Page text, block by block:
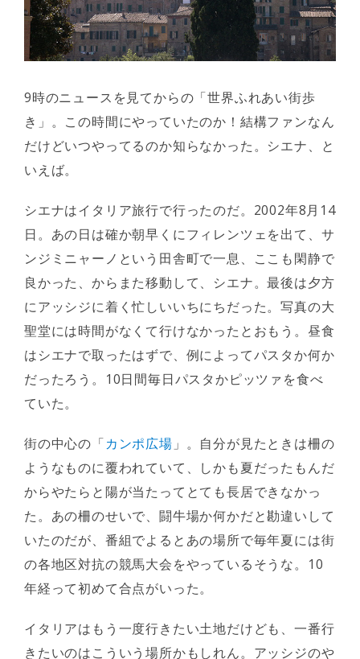
9時のニュースを見てからの「世界ふれあい街歩
き」。この時間にやっていたのか！結構ファンなん
だけどいつやってるのか知らなかった。シエナ、と
いえば。
シエナはイタリア旅行で行ったのだ。2002年8月14
日。あの日は確か朝早くにフィレンツェを出て、サ
ンジミニャーノという田舎町で一息、ここも閑静で
良かった、からまた移動して、シエナ。最後は夕方
にアッシジに着く忙しいいちにちだった。写真の大
聖堂には時間がなくて行けなかったとおもう。昼食
はシエナで取ったはずで、例によってパスタか何か
だったろう。10日間毎日パスタかピッツァを食べ
ていた。
街の中心の「カンポ広場 」。自分が見たときは柵の
ようなものに覆われていて、しかも夏だったもんだ
からやたらと陽が当たってとても長居できなかっ
た。あの柵のせいで、闘牛場か何かだと勘違いして
いたのだが、番組でよるとあの場所で毎年夏には街
の各地区対抗の競馬大会をやっているそうな。10
年経って初めて合点がいった。
イタリアはもう一度行きたい土地だけども、一番行
きたいのはこういう場所かもしれん。アッシジのや